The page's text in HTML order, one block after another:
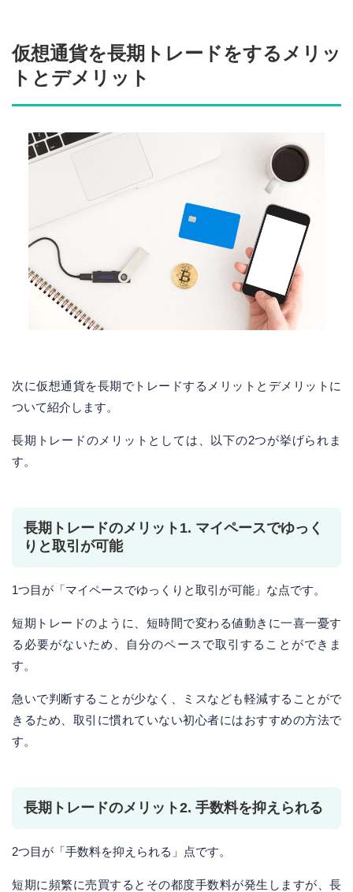
仮想通貨を長期トレードをするメリッ
トとデメリット
次に仮想通貨を長期でトレードするメリットとデメリットに
ついて紹介します。
長期トレードのメリットとしては、以下の2つが挙げられま
す。
長期トレードのメリット1. マイペースでゆっく
りと取引が可能
1つ目が「マイペースでゆっくりと取引が可能」な点です。
短期トレードのように、短時間で変わる値動きに一喜一憂す
る必要がないため、自分のペースで取引することができま
す。
急いで判断することが少なく、ミスなども軽減することがで
きるため、取引に慣れていない初心者にはおすすめの方法で
す。
長期トレードのメリット2. 手数料を抑えられる
2つ目が「手数料を抑えられる」点です。
短期に頻繁に売買するとその都度手数料が発生しますが、長